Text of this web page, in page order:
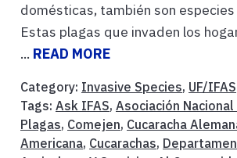
domésticas, también son
Estas plagas que invaden los
... READ MORE
Category: Invasive Species, UF/IFAS
Tags: Ask IFAS, Asociación Nacional
Plagas, Comejen, Cucaracha
Americana, Cucarachas,